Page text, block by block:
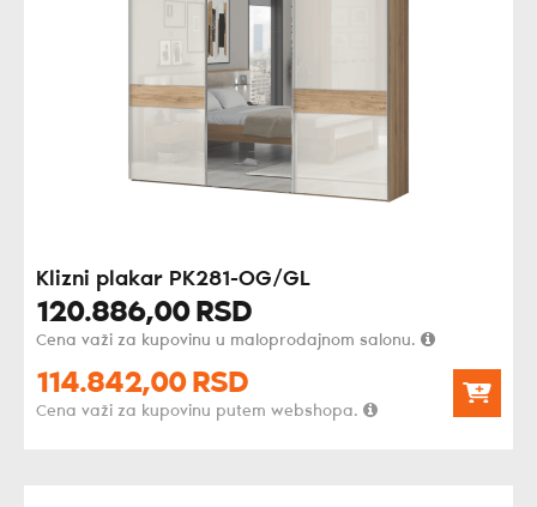
Klizni plakar PK281-OG/GL
120.886,00 RSD
Cena važi za kupovinu u maloprodajnom salonu.
114.842,00 RSD
Cena važi za kupovinu putem webshopa.